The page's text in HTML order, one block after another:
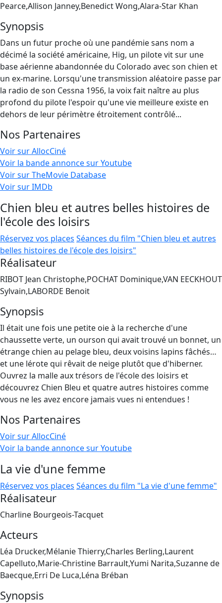
Pearce,Allison Janney,Benedict Wong,Alara-Star Khan
Synopsis
Dans un futur proche où une pandémie sans nom a
décimé la société américaine, Hig, un pilote vit sur une
base aérienne abandonnée du Colorado avec son chien et
un ex-marine. Lorsqu'une transmission aléatoire passe par
la radio de son Cessna 1956, la voix fait naître au plus
profond du pilote l'espoir qu'une vie meilleure existe en
dehors de leur périmètre étroitement contrôlé...
Nos Partenaires
Voir sur AllocCiné
Voir la bande annonce sur Youtube
Voir sur TheMovie Database
Voir sur IMDb
Chien bleu et autres belles histoires de
l'école des loisirs
Réservez vos places Séances du film "Chien bleu et autres
belles histoires de l'école des loisirs"
Réalisateur
RIBOT Jean Christophe,POCHAT Dominique,VAN EECKHOUT
Sylvain,LABORDE Benoit
Synopsis
Il était une fois une petite oie à la recherche d'une
chaussette verte, un ourson qui avait trouvé un bonnet, un
étrange chien au pelage bleu, deux voisins lapins fâchés…
et une lérote qui rêvait de neige plutôt que d'hiberner.
Ouvrez la malle aux trésors de l'école des loisirs et
découvrez Chien Bleu et quatre autres histoires comme
vous ne les avez encore jamais vues ni entendues !
Nos Partenaires
Voir sur AllocCiné
Voir la bande annonce sur Youtube
La vie d'une femme
Réservez vos places Séances du film "La vie d'une femme"
Réalisateur
Charline Bourgeois-Tacquet
Acteurs
Léa Drucker,Mélanie Thierry,Charles Berling,Laurent
Capelluto,Marie-Christine Barrault,Yumi Narita,Suzanne de
Baecque,Erri De Luca,Léna Bréban
Synopsis